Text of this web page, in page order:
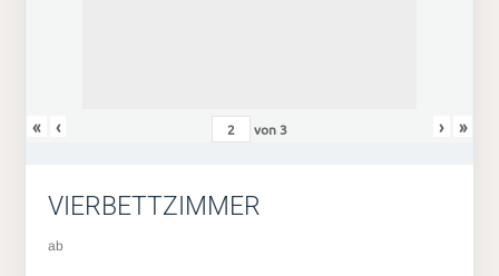
« ‹ von3 › »
VIERBETTZIMMER
ab